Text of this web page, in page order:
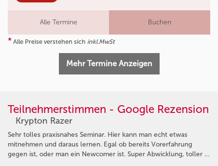
Alle Termine Buchen
* Alle Preise verstehen sich inkl.MwSt
Mehr Termine Anzeigen
Teilnehmerstimmen - Google Rezension
Krypton Razer
Sehr tolles praxisnahes Seminar. Hier kann man echt etwas
mitnehmen und daraus lernen. Egal ob bereits Vorerfahrung
gegen ist, oder man ein Newcomer ist. Super Abwicklung, toller …